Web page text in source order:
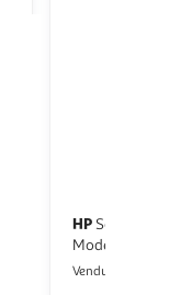
HPSouris sans fil Z3700 Dual
Mode
Vendu par